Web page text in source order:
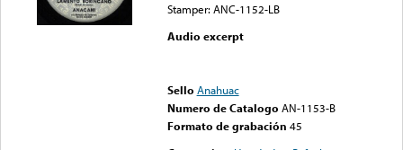
Stamper: ANC-1152-LB
Audio excerpt
Sello Anahuac
Numero de Catalogo AN-1153-B
Formato de grabación 45